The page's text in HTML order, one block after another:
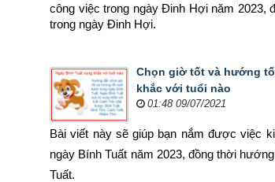
công việc trong ngày Đinh Hợi năm 2023,
trong ngày Đinh Hợi.
Chọn giờ tốt và hướng
khắc với tuổi nào
01:48 09/07/2021
Bài viết này sẽ giúp bạn nắm được việc
ngày Bính Tuất năm 2023, đồng thời
Tuất.